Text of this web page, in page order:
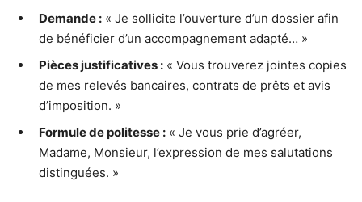
Demande : « Je sollicite l’ouverture d’un dossier afin
de bénéficier d’un accompagnement adapté… »
Pièces justificatives : « Vous trouverez jointes copies
de mes relevés bancaires, contrats de prêts et avis
d’imposition. »
Formule de politesse : « Je vous prie d’agréer,
Madame, Monsieur, l’expression de mes salutations
distinguées. »